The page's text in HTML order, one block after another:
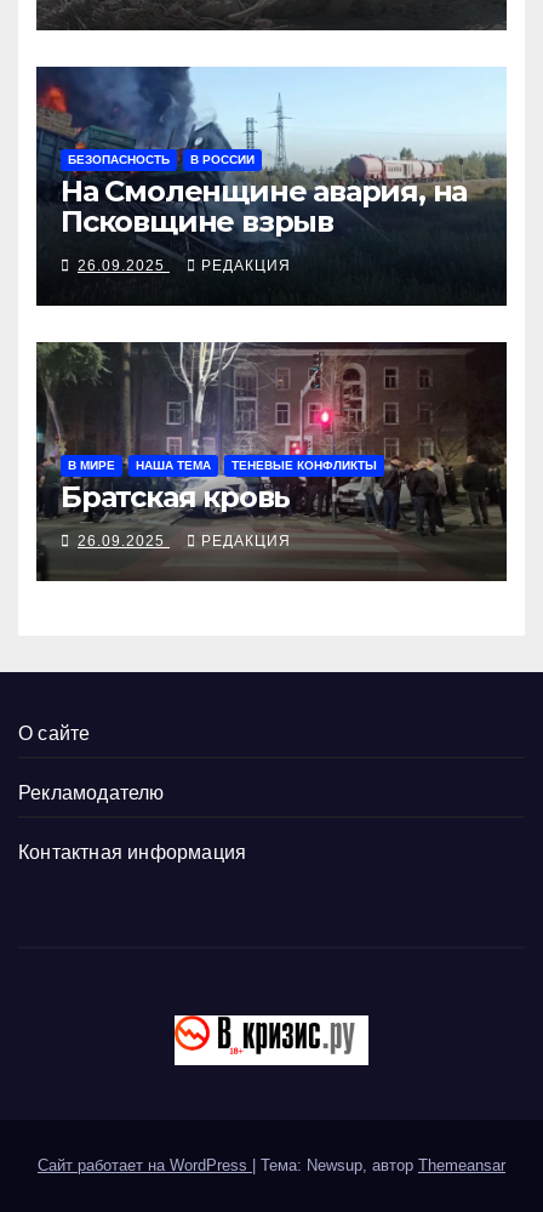
БЕЗОПАСНОСТЬ В РОССИИ
На Смоленщине авария, на
Псковщине взрыв
26.09.2025 РЕДАКЦИЯ
В МИРЕ НАША ТЕМА ТЕНЕВЫЕ КОНФЛИКТЫ
Братская кровь
26.09.2025 РЕДАКЦИЯ
О сайте
Рекламодателю
Контактная информация
Сайт работает на WordPress Тема: Newsup, автор Themeansar